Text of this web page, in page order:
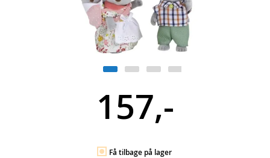
157,-
Få tilbage på lager